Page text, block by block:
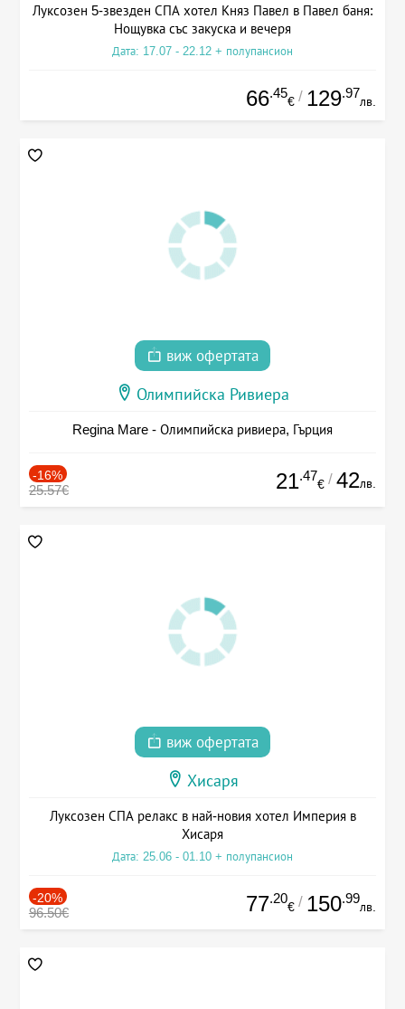
Луксозен 5-звезден СПА хотел Княз Павел в Павел баня:
Нощувка със закуска и вечеря
Дата: 17.07 - 22.12 + полупансион
66.45
€ / 129.97
лв.
виж офертата
Олимпийска Ривиера
Regina Mare - Олимпийска ривиера, Гърция
-16%
25.57€ 21.47
€ / 42лв.
виж офертата
Хисаря
Луксозен СПА релакс в най-новия хотел Империя в
Хисаря
Дата: 25.06 - 01.10 + полупансион
-20%
96.50€ 77.20
€ / 150.99
лв.